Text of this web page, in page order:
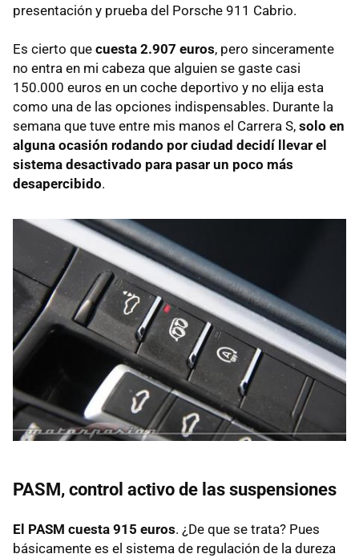
presentación y prueba del Porsche 911 Cabrio.
Es cierto que cuesta 2.907 euros, pero sinceramente
no entra en mi cabeza que alguien se gaste casi
150.000 euros en un coche deportivo y no elija esta
como una de las opciones indispensables. Durante la
semana que tuve entre mis manos el Carrera S, solo en
alguna ocasión rodando por ciudad decidí llevar el
sistema desactivado para pasar un poco más
desapercibido.
PASM, control activo de las suspensiones
El PASM cuesta 915 euros. ¿De que se trata? Pues
básicamente es el sistema de regulación de la dureza